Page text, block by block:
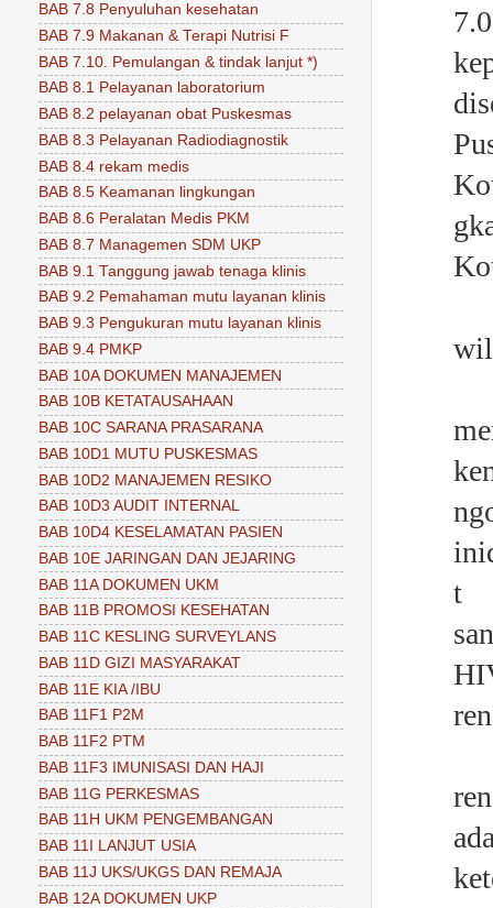
t
BAB 7.8 Penyuluhan kesehatan
BAB 7.9 Makanan & Terapi Nutrisi F
BAB 7.10. Pemulangan & tindak lanjut *)
BAB 8.1 Pelayanan laboratorium
BAB 8.2 pelayanan obat Puskesmas
BAB 8.3 Pelayanan Radiodiagnostik
BAB 8.4 rekam medis
BAB 8.5 Keamanan lingkungan
BAB 8.6 Peralatan Medis PKM
BAB 8.7 Managemen SDM UKP
BAB 9.1 Tanggung jawab tenaga klinis
BAB 9.2 Pemahaman mutu layanan klinis
BAB 9.3 Pengukuran mutu layanan klinis
BAB 9.4 PMKP
BAB 10A DOKUMEN MANAJEMEN
BAB 10B KETATAUSAHAAN
BAB 10C SARANA PRASARANA
BAB 10D1 MUTU PUSKESMAS
BAB 10D2 MANAJEMEN RESIKO
BAB 10D3 AUDIT INTERNAL
BAB 10D4 KESELAMATAN PASIEN
BAB 10E JARINGAN DAN JEJARING
BAB 11A DOKUMEN UKM
BAB 11B PROMOSI KESEHATAN
BAB 11C KESLING SURVEYLANS
BAB 11D GIZI MASYARAKAT
BAB 11E KIA /IBU
BAB 11F1 P2M
BAB 11F2 PTM
BAB 11F3 IMUNISASI DAN HAJI
BAB 11G PERKESMAS
BAB 11H UKM PENGEMBANGAN
BAB 11I LANJUT USIA
BAB 11J UKS/UKGS DAN REMAJA
BAB 12A DOKUMEN UKP